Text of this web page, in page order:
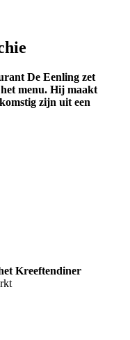
De Eenling zet
menu. Hij maakt
zijn uit een
Kreeftendiner